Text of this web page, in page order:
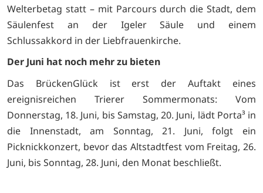
Welterbetag statt – mit Parcours durch die Stadt, dem
Säulenfest an der Igeler Säule und einem
Schlussakkord in der Liebfrauenkirche.
Der Juni hat noch mehr zu bieten
Das BrückenGlück ist erst der Auftakt eines
ereignisreichen Trierer Sommermonats: Vom
Donnerstag, 18. Juni, bis Samstag, 20. Juni, lädt Porta³ in
die Innenstadt, am Sonntag, 21. Juni, folgt ein
Picknickkonzert, bevor das Altstadtfest vom Freitag, 26.
Juni, bis Sonntag, 28. Juni, den Monat beschließt.